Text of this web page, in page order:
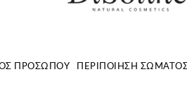
ΠΡΟΣΏΠΟΥ ΠΕΡΙΠΟΊΗΣΗ ΣΏΜΑΤΟΣ